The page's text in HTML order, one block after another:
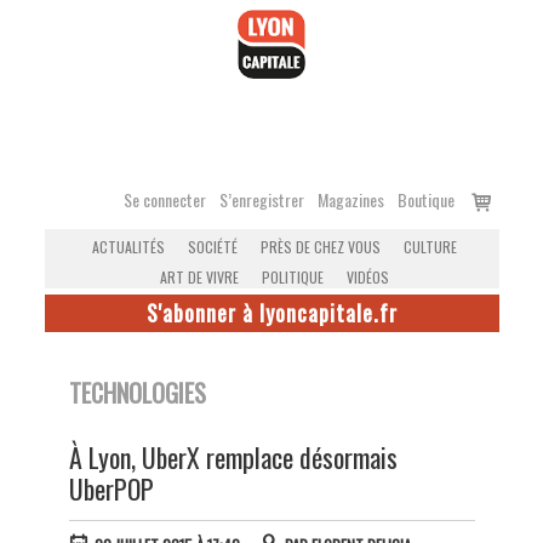
Se connecter S’enregistrer Magazines Boutique
Voir
ACTUALITÉS SOCIÉTÉ PRÈS DE CHEZ VOUS
CULTURE
ART DE VIVRE
POLITIQUE VIDÉOS
S'abonner à lyoncapitale.fr
TECHNOLOGIES
À Lyon, UberX remplace désormais
UberPOP